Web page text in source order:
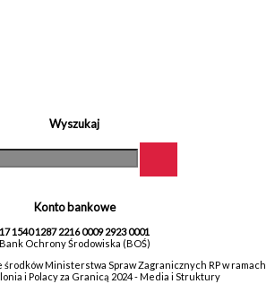
Wyszukaj
Konto bankowe
17 1540 1287 2216 0009 2923 0001
Bank Ochrony Środowiska (BOŚ)
środków Ministerstwa Spraw Zagranicznych RP w ramach
i Polacy za Granicą 2024 - Media i Struktury